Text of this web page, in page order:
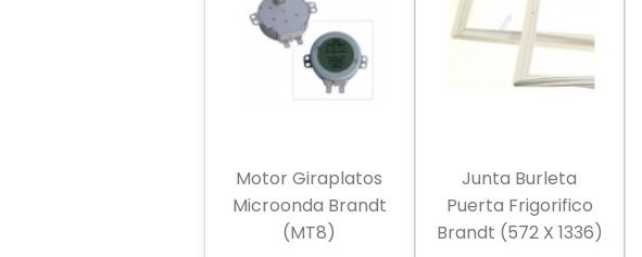
Motor Giraplatos
Microonda Brandt
(MT8)
Junta Burleta
Puerta Frigorifico
Brandt (572 X 1336)